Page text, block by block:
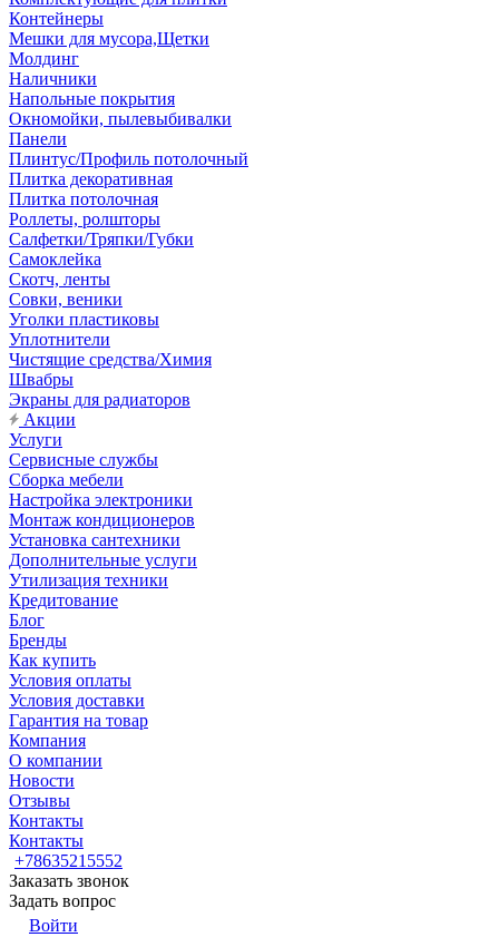
Контейнеры
Мешки для мусора,Щетки
Молдинг
Наличники
Напольные покрытия
Окномойки, пылевыбивалки
Панели
Плинтус/Профиль потолочный
Плитка декоративная
Плитка потолочная
Роллеты, ролшторы
Салфетки/Тряпки/Губки
Самоклейка
Скотч, ленты
Совки, веники
Уголки пластиковы
Уплотнители
Чистящие средства/Химия
Швабры
Экраны для радиаторов
Акции
Услуги
Сервисные службы
Сборка мебели
Настройка электроники
Монтаж кондиционеров
Установка сантехники
Дополнительные услуги
Утилизация техники
Кредитование
Блог
Бренды
Как купить
Условия оплаты
Условия доставки
Гарантия на товар
Компания
О компании
Новости
Отзывы
Контакты
Контакты
+78635215552
Заказать звонок
Задать вопрос
Войти